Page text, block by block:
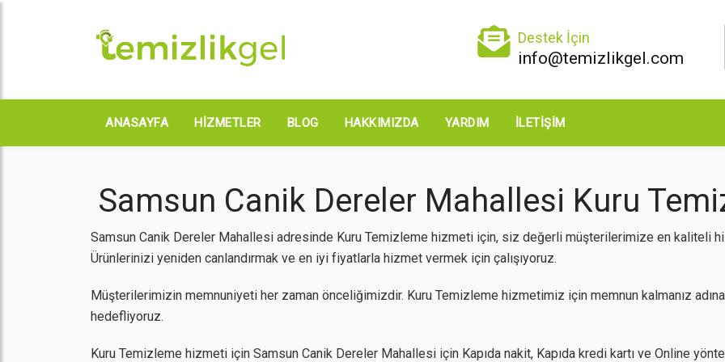
Destek İçin
info@temizlikgel.com
ANASAYFA HIZMETLER BLOG HAKKIMIZDA YARDIM İLETIŞIM
Samsun Canik Dereler Mahallesi Kuru
Samsun Canik Dereler Mahallesi adresinde Kuru Temizleme hizmeti için, siz değerli müşterilerimize en kaliteli
Ürünlerinizi yeniden canlandırmak ve en iyi fiyatlarla hizmet vermek için çalışıyoruz.
Müşterilerimizin memnuniyeti her zaman önceliğimizdir. Kuru Temizleme hizmetimiz için memnun kalmanız
hedefliyoruz.
Kuru Temizleme hizmeti için Samsun Canik Dereler Mahallesi için Kapıda nakit, Kapıda kredi kartı ve Online